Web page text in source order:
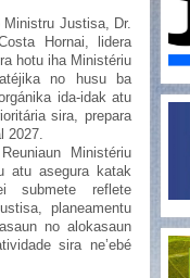
Ministru Justisa, Dr.
Hornai, lidera
hotu iha Ministériu
no husu ba
ida-idak atu
sira, prepara
2027.
Ministériu
atu asegura katak
submete reflete
planeamentu
no alokasaun
sira ne’ebé